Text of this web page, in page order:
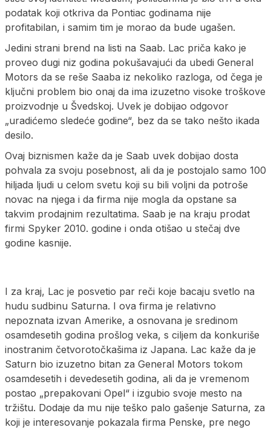
podatak koji otkriva da Pontiac godinama nije
profitabilan, i samim tim je morao da bude ugašen.
Jedini strani brend na listi na Saab. Lac priča kako je
proveo dugi niz godina pokušavajući da ubedi General
Motors da se reše Saaba iz nekoliko razloga, od čega je
ključni problem bio onaj da ima izuzetno visoke troškove
proizvodnje u Švedskoj. Uvek je dobijao odgovor
„uradićemo sledeće godine“, bez da se tako nešto ikada
desilo.
Ovaj biznismen kaže da je Saab uvek dobijao dosta
pohvala za svoju posebnost, ali da je postojalo samo 100
hiljada ljudi u celom svetu koji su bili voljni da potroše
novac na njega i da firma nije mogla da opstane sa
takvim prodajnim rezultatima. Saab je na kraju prodat
firmi Spyker 2010. godine i onda otišao u stečaj dve
godine kasnije.
I za kraj, Lac je posvetio par reči koje bacaju svetlo na
hudu sudbinu Saturna. I ova firma je relativno
nepoznata izvan Amerike, a osnovana je sredinom
osamdesetih godina prošlog veka, s ciljem da konkuriše
inostranim četvorotočkašima iz Japana. Lac kaže da je
Saturn bio izuzetno bitan za General Motors tokom
osamdesetih i devedesetih godina, ali da je vremenom
postao „prepakovani Opel“ i izgubio svoje mesto na
tržištu. Dodaje da mu nije teško palo gašenje Saturna, za
koji je interesovanje pokazala firma Penske, pre nego